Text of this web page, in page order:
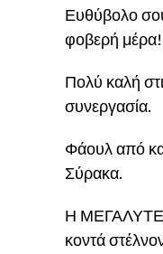
Ευθύβολο
φοβερή μέρα!
Πολύ καλή
συνεργασία.
Φάουλ από
Σύρακα.
Η
κοντά